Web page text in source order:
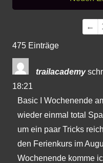
←
475 Einträge
trailacademy
18:21
Basic I Wochenende
wieder einmal total
um ein paar Tricks
den Ferienkurs im
Wochenende komme